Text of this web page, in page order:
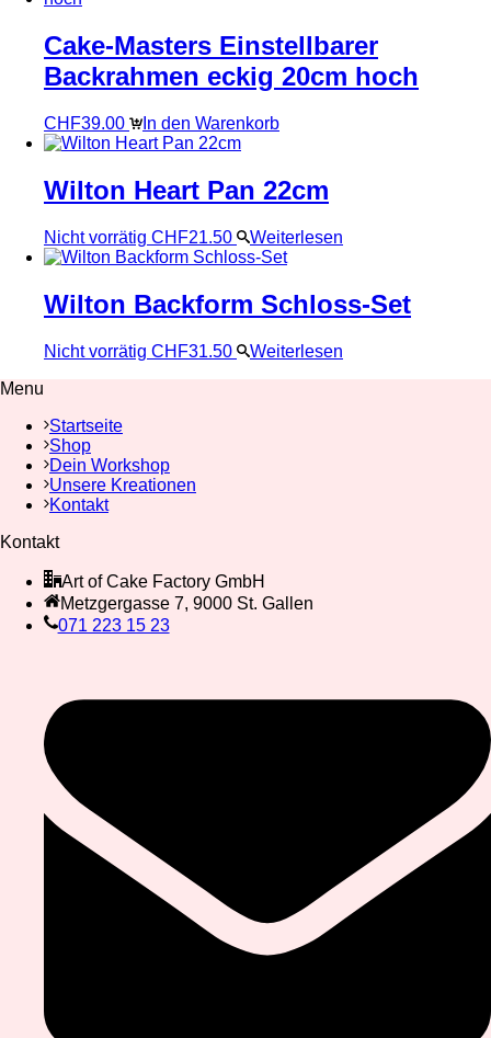
Cake-Masters Einstellbarer
Backrahmen eckig 20cm hoch
CHF39.00 In den Warenkorb
Wilton Heart Pan 22cm
Nicht vorrätig CHF21.50 Weiterlesen
Wilton Backform Schloss-Set
Nicht vorrätig CHF31.50
Weiterlesen
Menu
Startseite
Shop
Dein Workshop
Unsere Kreationen
Kontakt
Kontakt
Art of Cake Factory GmbH
Metzgergasse 7, 9000 St. Gallen
071 223 15 23